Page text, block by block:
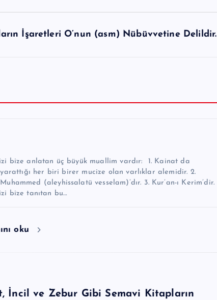
İşaretleri O’nun (asm) Nübüvvetine Delildir.
bize anlatan üç büyük muallim vardır: 1. Kainat da
yarattığı her biri birer mucize olan varlıklar alemidir. 2.
(aleyhissalatü vesselam)’dır. 3. Kur’an-ı Kerim’dir.
bize tanıtan bu…
oku
İncil ve Zebur Gibi Semavi Kitapların